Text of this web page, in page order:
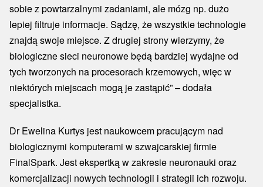
sobie z powtarzalnymi zadaniami, ale mózg np. dużo
lepiej filtruje informacje. Sądzę, że wszystkie technologie
znajdą swoje miejsce. Z drugiej strony wierzymy, że
biologiczne sieci neuronowe będą bardziej wydajne od
tych tworzonych na procesorach krzemowych, więc w
niektórych miejscach mogą je zastąpić” – dodała
specjalistka.
Dr Ewelina Kurtys jest naukowcem pracującym nad
biologicznymi komputerami w szwajcarskiej firmie
FinalSpark. Jest ekspertką w zakresie neuronauki oraz
komercjalizacji nowych technologii i strategii ich rozwoju.